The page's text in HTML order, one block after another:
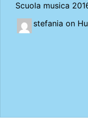
Scuola musica
stefania on